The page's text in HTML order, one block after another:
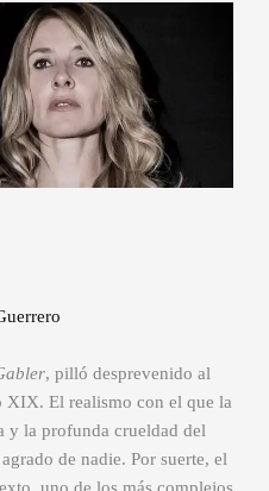
, pilló desprevenido al
XIX. El realismo con el que la
y la profunda crueldad del
de nadie. Por suerte, el